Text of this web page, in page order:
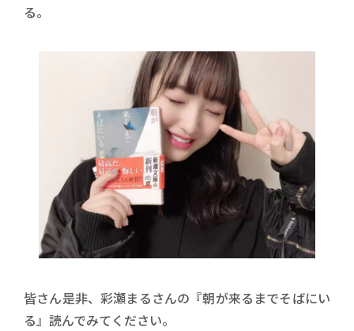
る。
皆さん是非、彩瀬まるさんの『朝が来るまでそばにい
る』読んでみてください。